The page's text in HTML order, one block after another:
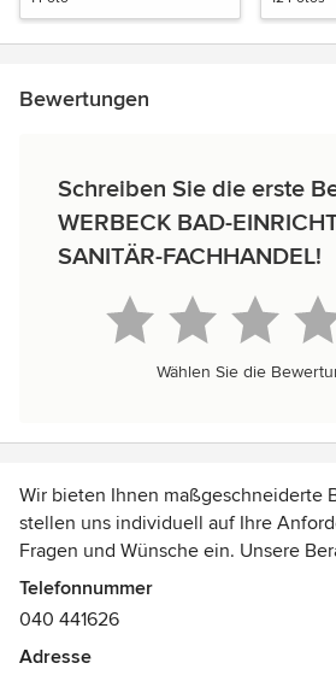
Bewertungen
Schreiben Sie die erste
WERBECK BAD-
SANITÄR-FACHHANDEL!
Wählen Sie die
Wir bieten Ihnen maßgeschneiderte
stellen uns individuell auf Ihre
Fragen und Wünsche ein. Unsere
unabhängig von Herstellern oder
erster Linie nach Ihren
Anzahl von Empfehlungen unserer
Telefonnummer
040 441626
Adresse